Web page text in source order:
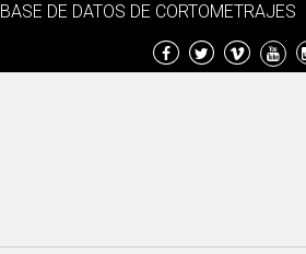
BASE DE DATOS DE CORTOMETRAJES